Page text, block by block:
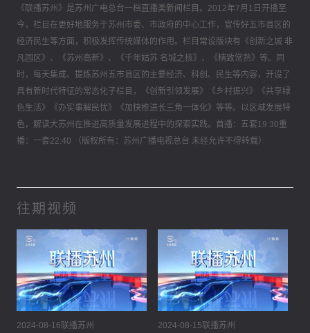
《联播苏州》是苏州广电总台一档直播类新闻栏目。2012年7月1日开播至
今，栏目在更好地服务于苏州市委、市政府的中心工作，宣传好五市县区的
经济民生等方面，积极发挥传统媒体的作用。栏目常设版块有《创新之城 非
凡园区》、《苏州高新》、《千年姑苏 名城之核》、《精致常熟》等。同
时，每天集成、提炼苏州五市县区的主要经济、科创、民生等内容，开设了
具有新时代特征的常态化子栏目，《创新引领发展》《乡村振兴》《共享绿
色生活》《办实事解民忧》《加快推进长三角一体化》等等。以区域发展特
色，解读大苏州在推进高质量发展进程中的探索实践。首播：五套19:30重
播：一套22:40 （版权所有：苏州广播电视总台 未经允许不得转载）
往期视频
2024-08-16联播苏州
2024-08-15联播苏州